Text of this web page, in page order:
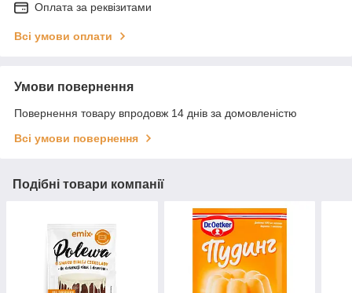
Оплата за реквізитами
Всі умови оплати
Умови повернення
Повернення товару впродовж 14 днів за домовленістю
Всі умови повернення
Подібні товари компанії